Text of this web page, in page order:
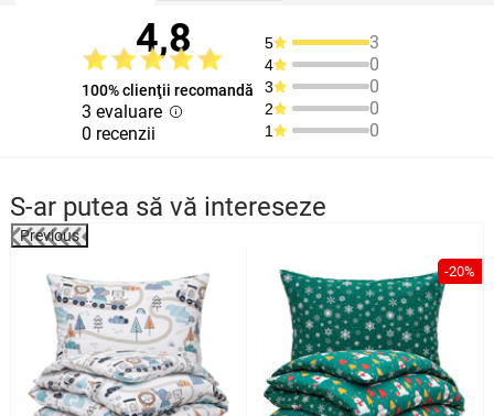
4,8
100% clienţii recomandă
3 evaluare
0 recenzii
5 3
4 0
3 0
2 0
1 0
S-ar putea să vă intereseze
Previous
-20%